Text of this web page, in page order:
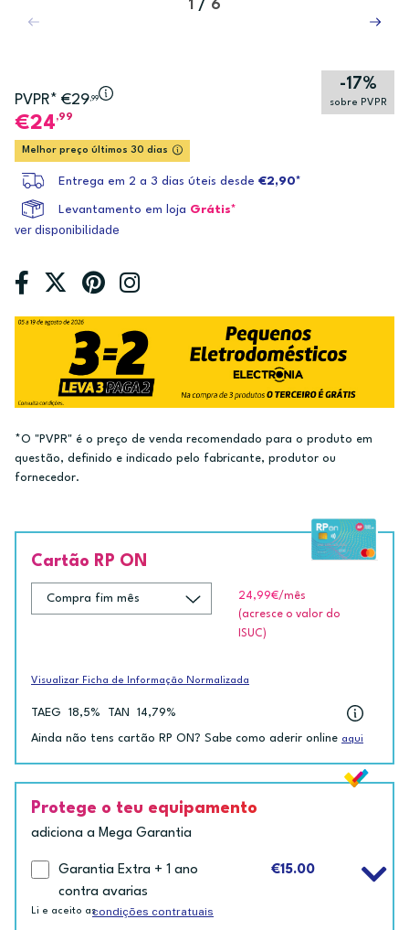
1 / 6
PVPR* €29,99
-17%
sobre PVPR
24,99
Melhor preço últimos 30 dias
Entrega em 2 a 3 dias úteis desde €2,90*
Levantamento em loja Grátis*
ver disponibilidade
*O "PVPR" é o preço de venda recomendado para o produto em
questão, definido e indicado pelo fabricante, produtor ou
fornecedor.
Cartão RP ON
24,99€/mês
(acresce o valor do
ISUC)
Visualizar Ficha de Informação Normalizada
TAEG 18,5% TAN 14,79%
Ainda não tens cartão RP ON? Sabe como aderir online aqui
Protege o teu equipamento
adiciona a Mega Garantia
Garantia Extra + 1 ano
contra avarias
€15.00
Li e aceito ascondições contratuais